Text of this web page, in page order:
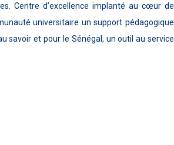
Centre d’excellence implanté au cœur de
universitaire un support pédagogique
savoir et pour le Sénégal, un outil au service